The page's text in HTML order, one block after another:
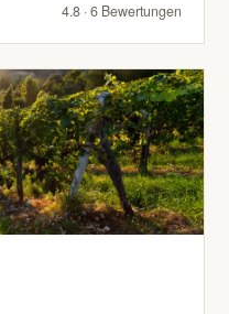
4.8 · 6 Bewertungen